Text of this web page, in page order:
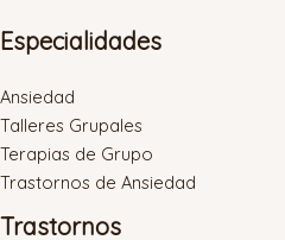
Especialidades
Ansiedad
Talleres Grupales
Terapias de Grupo
Trastornos de Ansiedad
Trastornos